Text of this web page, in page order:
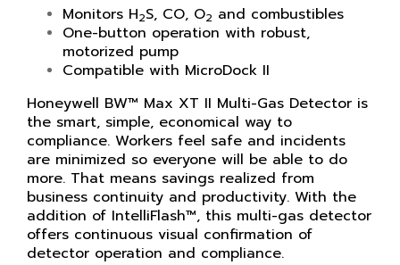
Monitors H2S, CO, O2 and combustibles
One-button operation with robust,
motorized pump
Compatible with MicroDock II
Honeywell BW™ Max XT II Multi-Gas Detector is
the smart, simple, economical way to
compliance. Workers feel safe and incidents
are minimized so everyone will be able to do
more. That means savings realized from
business continuity and productivity. With the
addition of IntelliFlash™, this multi-gas detector
offers continuous visual confirmation of
detector operation and compliance.